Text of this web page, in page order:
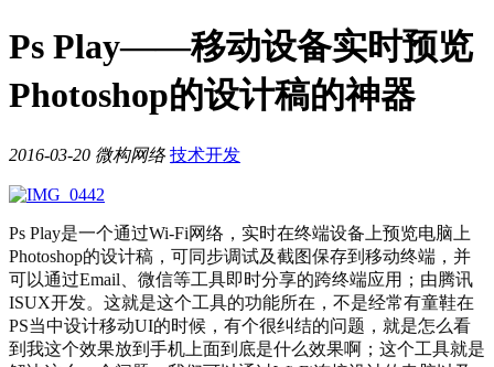
Ps Play——移动设备实时预览
Photoshop的设计稿的神器
2016-03-20 微构网络 技术开发
Ps Play是一个通过Wi-Fi网络，实时在终端设备上预览电脑上
Photoshop的设计稿，可同步调试及截图保存到移动终端，并
可以通过Email、微信等工具即时分享的跨终端应用；由腾讯
ISUX开发。这就是这个工具的功能所在，不是经常有童鞋在
PS当中设计移动UI的时候，有个很纠结的问题，就是怎么看
到我这个效果放到手机上面到底是什么效果啊；这个工具就是